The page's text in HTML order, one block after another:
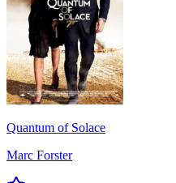
Quantum of Solace
Marc Forster